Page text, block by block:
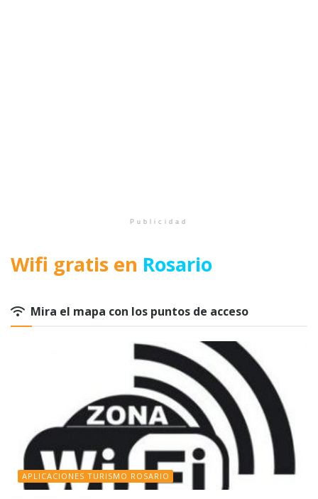
Publicidad
Wifi gratis en Rosario
Mira el mapa con los puntos de acceso
APLICACIONES TURISMO ROSARIO